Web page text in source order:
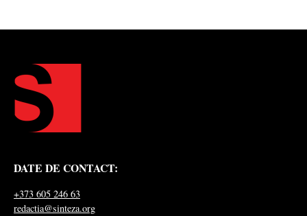
DATE DE CONTACT:
+373 605 246 63
redactia@sinteza.org